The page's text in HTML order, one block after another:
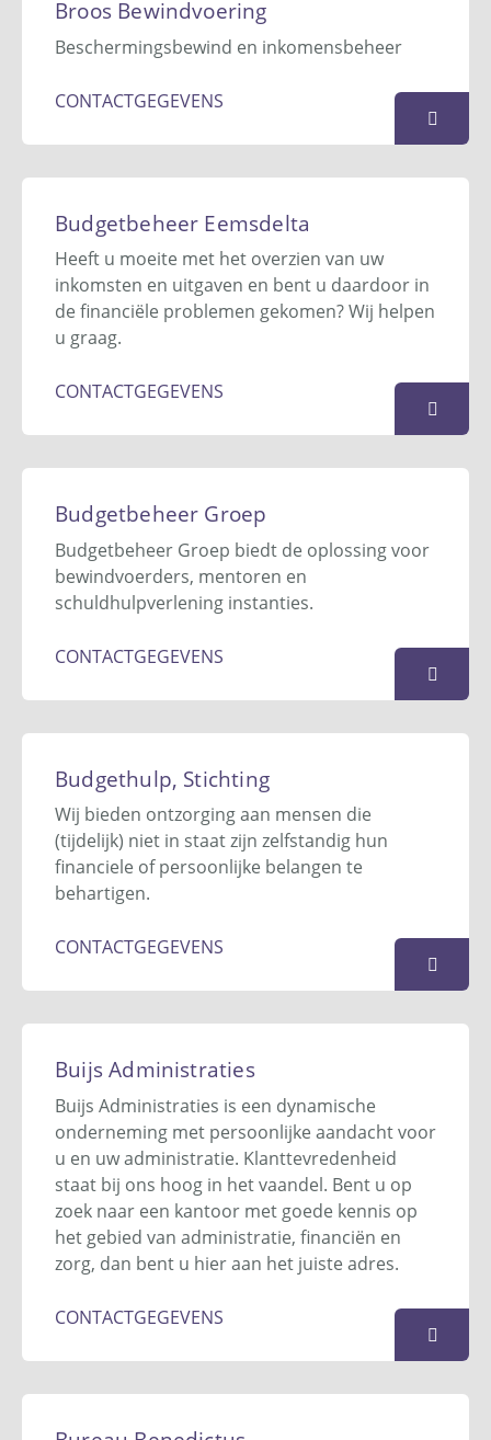
Hub Ortmanstraat 18
info@bonafizo.nl
KAART
Broos Bewindvoering
Beschermingsbewind en inkomensbeheer
CONTACTGEGEVENS
Postbus 963
4600 AZ
06 4820 8213
info@broosbewindvoering.nl
Website
KAART
Budgetbeheer Eemsdelta
Heeft u moeite met het overzien van uw
inkomsten en uitgaven en bent u daardoor in
de financiële problemen gekomen? Wij helpen
u graag.
CONTACTGEGEVENS
Zwet 32
9932 AB
06 - 2018 4039
info@budgetbeheereemsdelta.nl
Budgetbeheer Groep
Budgetbeheer Groep biedt de oplossing voor
bewindvoerders, mentoren en
schuldhulpverlening instanties.
CONTACTGEGEVENS
Keulenstraat 11-D
7418 ET
Deventer
085 – 902 77 96
info@budgetbeheergroep.nl
Website
KAART
Budgethulp, Stichting
Wij bieden ontzorging aan mensen die
(tijdelijk) niet in staat zijn zelfstandig hun
financiele of persoonlijke belangen te
behartigen.
CONTACTGEGEVENS
Postbus 404
3140 AK
085 - 04 04 300
postkamer@stichtingbudgethulp.nl
Website
KAART
Buijs Administraties
Buijs Administraties is een dynamische
onderneming met persoonlijke aandacht voor
u en uw administratie. Klanttevredenheid
staat bij ons hoog in het vaandel. Bent u op
zoek naar een kantoor met goede kennis op
het gebied van administratie, financiën en
zorg, dan bent u hier aan het juiste adres.
CONTACTGEGEVENS
Malandolaan 9